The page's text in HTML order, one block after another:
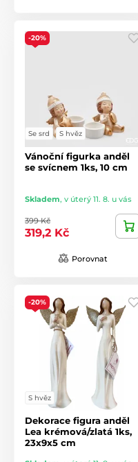
-20%
Se srd S hvěz
Vánoční figurka anděl
se svícnem 1ks, 10 cm
Skladem, v úterý 11. 8. u vás
399 Kč
319,2 Kč
Porovnat
-20%
S hvěz
Dekorace figura anděl
Lea krémová/zlatá 1ks,
23x9x5 cm